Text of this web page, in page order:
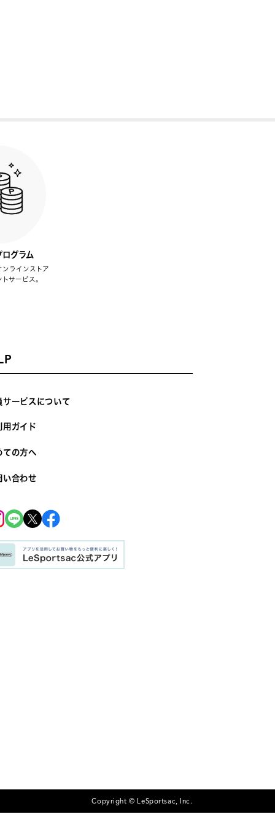
ログラム
ラインストア
サービス。
サービスについて
用ガイド
ての方へ
い合わせ
Copyright © LeSportsac, Inc.